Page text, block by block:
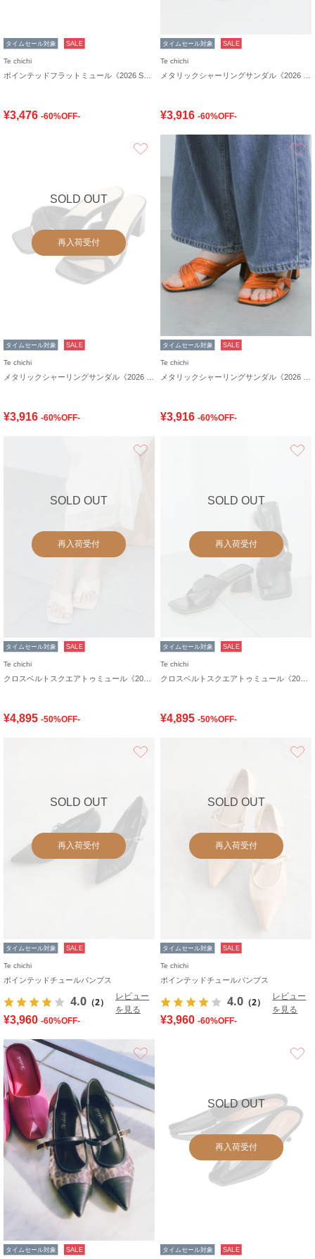
タイムセール対象 SALE
Te chichi
¥3,476 -60%OFF-
タイムセール対象 SALE
Te chichi
¥3,916 -60%OFF-
SOLD OUT
再入荷受付
お気に入り
タイムセール対象 SALE
Te chichi
¥3,916 -60%OFF-
タイムセール対象 SALE
Te chichi
¥3,916 -60%OFF-
SOLD OUT
再入荷受付
タイムセール対象 SALE
Te chichi
¥4,895 -50%OFF-
SOLD OUT
再入荷受付
タイムセール対象 SALE
Te chichi
¥4,895 -50%OFF-
SOLD OUT
再入荷受付
タイムセール対象 SALE
Te chichi
ポインテッドチュールパンプス
4.0 （2）
レビュー
を見る
¥3,960 -60%OFF-
SOLD OUT
再入荷受付
タイムセール対象 SALE
Te chichi
ポインテッドチュールパンプス
4.0 （2）
レビュー
を見る
¥3,960 -60%OFF-
タイムセール対象 SALE
SOLD OUT
再入荷受付
タイムセール対象 SALE